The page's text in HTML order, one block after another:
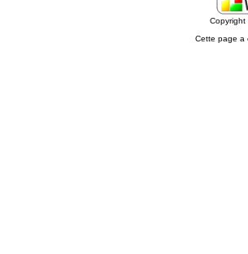
Cette page a